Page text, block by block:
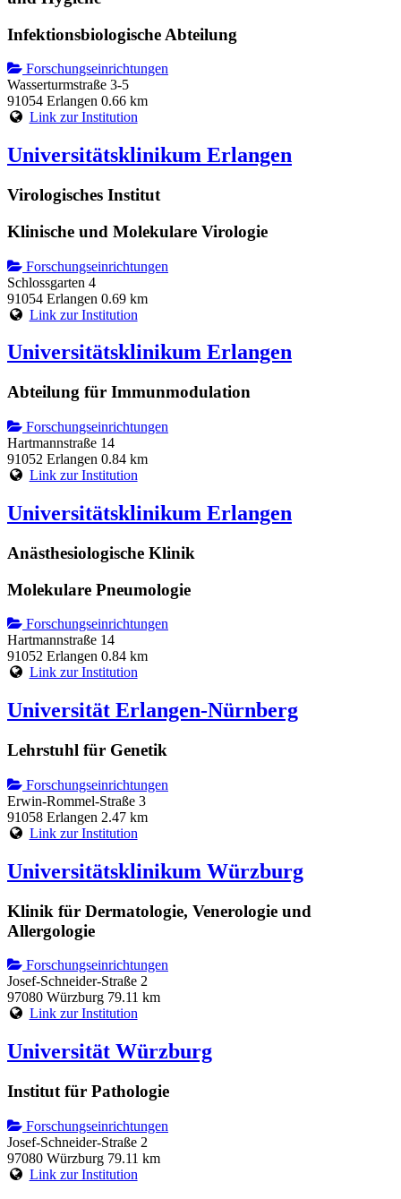
Infektionsbiologische Abteilung
Forschungseinrichtungen
Wasserturmstraße 3-5
91054 Erlangen 0.66 km
Link zur Institution
Universitätsklinikum Erlangen
Virologisches Institut
Klinische und Molekulare Virologie
Forschungseinrichtungen
Schlossgarten 4
91054 Erlangen 0.69 km
Link zur Institution
Universitätsklinikum Erlangen
Abteilung für Immunmodulation
Forschungseinrichtungen
Hartmannstraße 14
91052 Erlangen 0.84 km
Link zur Institution
Universitätsklinikum Erlangen
Anästhesiologische Klinik
Molekulare Pneumologie
Forschungseinrichtungen
Hartmannstraße 14
91052 Erlangen 0.84 km
Link zur Institution
Universität Erlangen-Nürnberg
Lehrstuhl für Genetik
Forschungseinrichtungen
Erwin-Rommel-Straße 3
91058 Erlangen 2.47 km
Link zur Institution
Universitätsklinikum Würzburg
Klinik für Dermatologie, Venerologie und
Allergologie
Forschungseinrichtungen
Josef-Schneider-Straße 2
97080 Würzburg 79.11 km
Link zur Institution
Universität Würzburg
Institut für Pathologie
Forschungseinrichtungen
Josef-Schneider-Straße 2
97080 Würzburg 79.11 km
Link zur Institution